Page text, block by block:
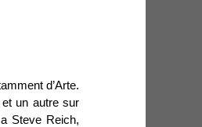
d’Arte.
un autre sur
Steve Reich,